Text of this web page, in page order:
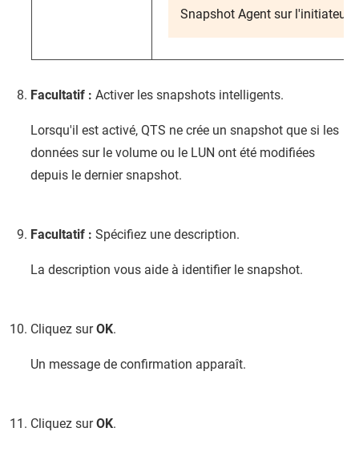
Snapshot Agent sur l'initiateur
Facultatif : Activer les snapshots intelligents.
Lorsqu'il est activé, QTS ne crée un snapshot que si les
données sur le volume ou le LUN ont été modifiées
depuis le dernier snapshot.
Facultatif : Spécifiez une description.
La description vous aide à identifier le snapshot.
Cliquez surOK.
Un message de confirmation apparaît.
Cliquez surOK.